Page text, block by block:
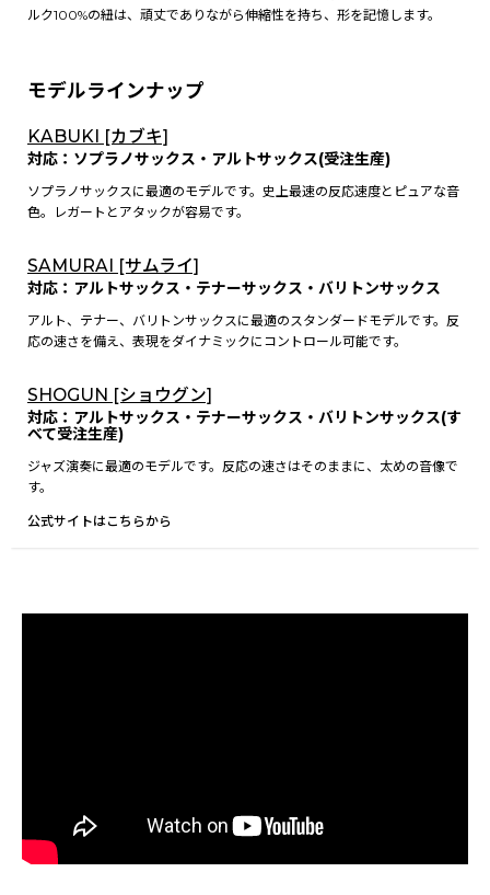
ルク100%の紐は、頑丈でありながら伸縮性を持ち、形を記憶します。
モデルラインナップ
KABUKI [カブキ]
対応：ソプラノサックス・アルトサックス(受注生産)
ソプラノサックスに最適のモデルです。史上最速の反応速度とピュアな音
色。レガートとアタックが容易です。
SAMURAI [サムライ]
対応：アルトサックス・テナーサックス・バリトンサックス
アルト、テナー、バリトンサックスに最適のスタンダードモデルです。反
応の速さを備え、表現をダイナミックにコントロール可能です。
SHOGUN [ショウグン]
対応：アルトサックス・テナーサックス・バリトンサックス(す
べて受注生産)
ジャズ演奏に最適のモデルです。反応の速さはそのままに、太めの音像で
す。
公式サイトはこちらから